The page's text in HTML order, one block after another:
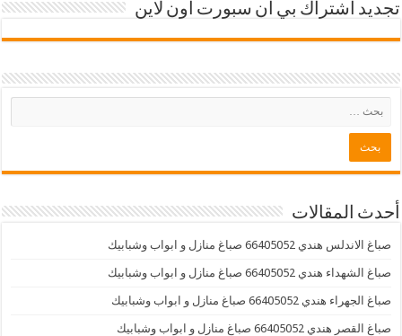
تجديد اشتراك بي ان سبورت اون لاين
أحدث المقالات
صباغ الاندلس هندي 66405052 صباغ منازل و ابواب وشبابيك
صباغ الشهداء هندي 66405052 صباغ منازل و ابواب وشبابيك
صباغ الجهراء هندي 66405052 صباغ منازل و ابواب وشبابيك
صباغ القصر هندي 66405052 صباغ منازل و ابواب وشبابيك